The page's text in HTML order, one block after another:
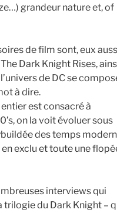
grandeur nature et, of
de film sont, eux
Dark Knight Rises,
de DC se
à dire.
est consacré à
on la voit évoluer sous
des temps
exclu et toute une
interviews qui
trilogie du Dark Knight –